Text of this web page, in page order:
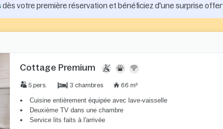
dès votre première réservation et bénéficiez d'une surprise
Cottage Premium
5 pers. 3 chambres 66 m²
Cuisine entièrement équipée avec lave-vaisselle
Deuxième TV dans une chambre
Service lits faits à l'arrivée